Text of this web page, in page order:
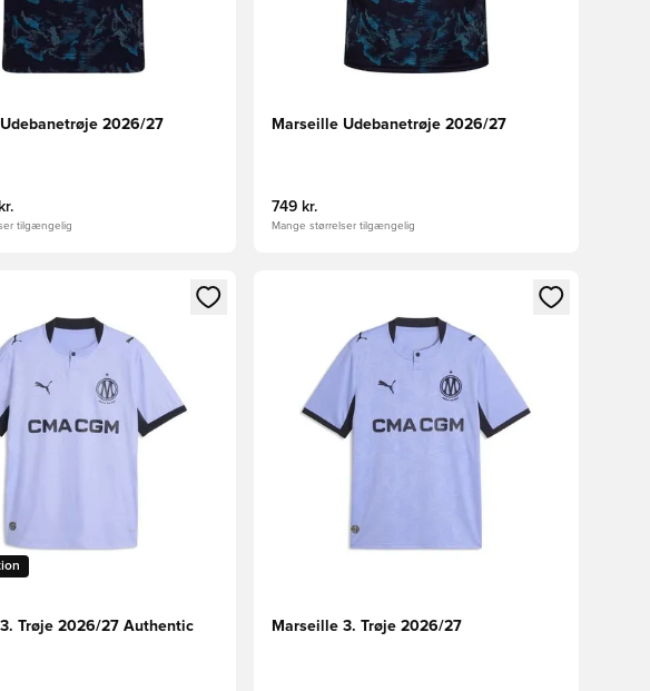
2026/27
tilgængelig
Marseille Udebanetrøje 2026/27
749 kr.
Mange størrelser tilgængelig
til at logge ind eller tilmelde dig som medlem
Trøje 2026/27 Authentic
Åbner en Modal til at logge ind eller tilmelde dig
Marseille 3. Trøje 2026/27